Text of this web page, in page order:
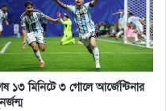
১৩ মিনিটে ৩ গোলে আর্জেন্টিনার